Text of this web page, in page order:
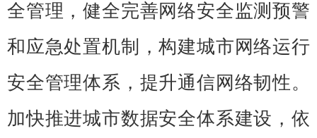
全管理，健全完善网络安全监测预警
和应急处置机制，构建城市网络运行
安全管理体系，提升通信网络韧性。
加快推进城市数据安全体系建设，依